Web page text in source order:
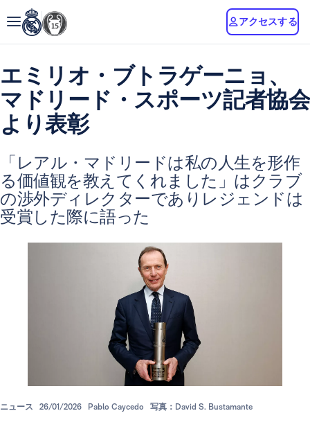
アクセスする
エミリオ・ブトラゲーニョ、
マドリード・スポーツ記者協会
より表彰
「レアル・マドリードは私の人生を形作
る価値観を教えてくれました」はクラブ
の渉外ディレクターでありレジェンドは
受賞した際に語った
ニュース 26/01/2026 Pablo Caycedo 写真：David S. Bustamante